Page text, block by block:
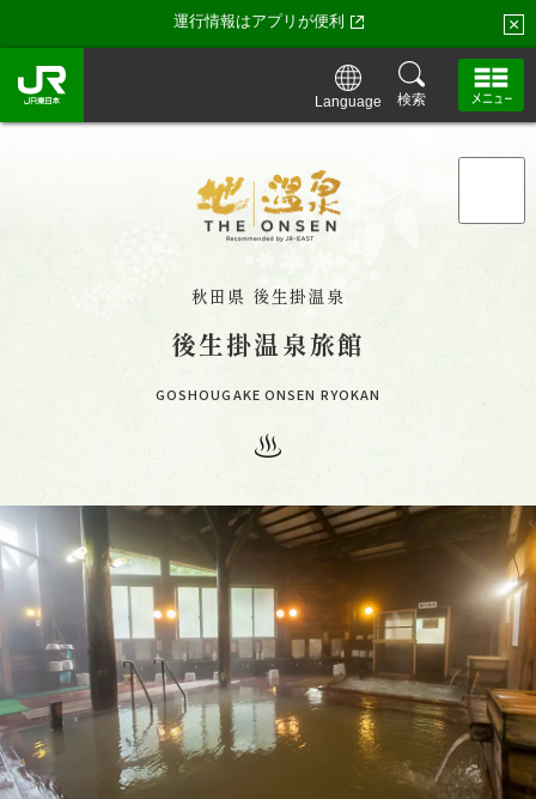
運行情報はアプリが便利 ×
Language 検索
「地・温泉」が特別な理由
「地・温泉」の湯守たち・お宿一覧
秋田県 後生掛温泉
後生掛温泉旅館
GOSHOUGAKE ONSEN RYOKAN